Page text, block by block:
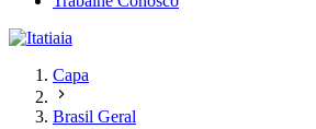
Capa
Brasil Geral